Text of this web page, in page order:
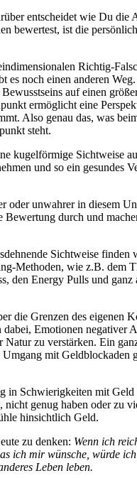
entscheidet wie Du die
bewertest, ist die
Richtig-
es noch einen anderen
auf einen
ermöglicht eine
Also genau das, was
steht.
kugelförmige Sichtweise
und so ein gesundes
oder unwahrer in diesem
Bewertung durch und
Sichtweise finden
Methoden, wie z.B. dem
den Energy Pulls und
die Grenzen des eigenen
Emotionen negativer
Natur zu verstärken. Ein
mit Geldblockaden
in Schwierigkeiten mit Geld
nicht genug haben oder zu
hinsichtlich Geld.
zu denken: Wenn ich
ich mir wünsche, würde ich
Leben leben.